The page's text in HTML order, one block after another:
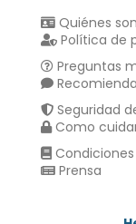
Quiénes
Política de
Preguntas
Seguridad
Como
Prensa